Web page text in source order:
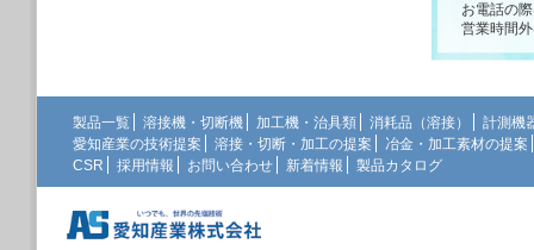
お電話の
営業時間
製品一覧 溶接機・切断機 加工機・治具類 消耗品（溶接）
計測機
愛知産業の技術提案
溶接・切断・加工の提案
冶金・加工素材の提案
CSR
採用情報 お問い合わせ 新着情報 製品カタログ